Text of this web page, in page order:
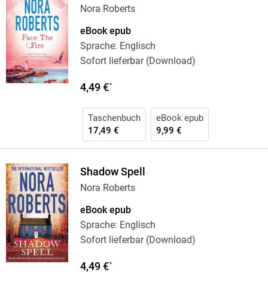
Nora Roberts
eBook epub
Sprache: Englisch
Sofort lieferbar (Download)
4,49 €*
Taschenbuch
17,49 €
eBook epub
9,99 €
Shadow Spell
Nora Roberts
eBook epub
Sprache: Englisch
Sofort lieferbar (Download)
4,49 €*